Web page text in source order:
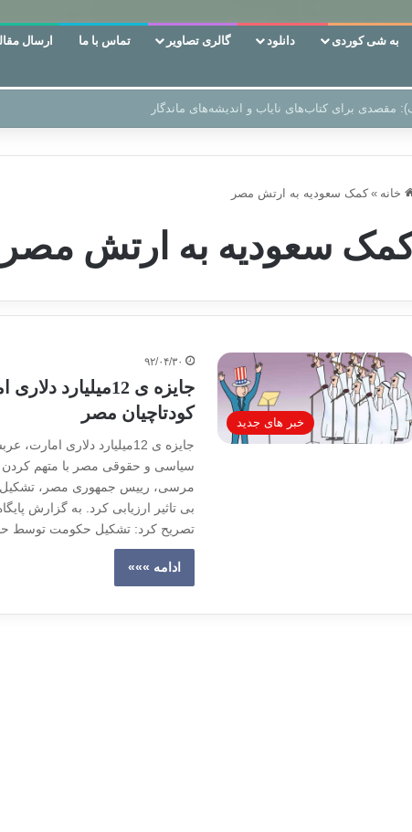
به شی کوردی دانلود گالری تصاویر تماس با ما ارسال
از راه خداست‌!
خانه » کمک سعودیه به ارتش مصر
سعودیه به ارتش مصر
خبر های جدید
۹۲/۰۴/۳۰
جایزه ی
کودتاچیان مصر
جایزه ی 12میلیارد دلاری
سیاسی و حقوقی مصر با متهم کردن
مرسی، رییس جمهوری مصر، تشکیل
بی تاثیر ارزیابی کرد. به گزارش
تصریح کرد: تشکیل حکومت توسط
ادامه »»»